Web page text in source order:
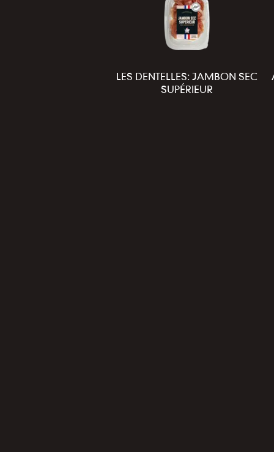
LES DENTELLES: JAMBON SEC
SUPÉRIEUR